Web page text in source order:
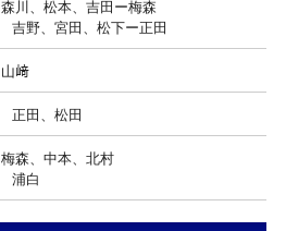
森川、松本、吉田ー梅森
吉野、宮田、松下ー正田
山﨑
正田、松田
梅森、中本、北村
浦白